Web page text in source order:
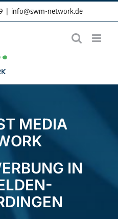
| info@swm-network.de
MEDIA
IN